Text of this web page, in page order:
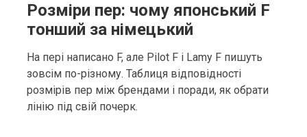
Розміри пер: чому японський F
тонший за німецький
На пері написано F, але Pilot F і Lamy F пишуть
зовсім по-різному. Таблиця відповідності
розмірів пер між брендами і поради, як обрати
лінію під свій почерк.